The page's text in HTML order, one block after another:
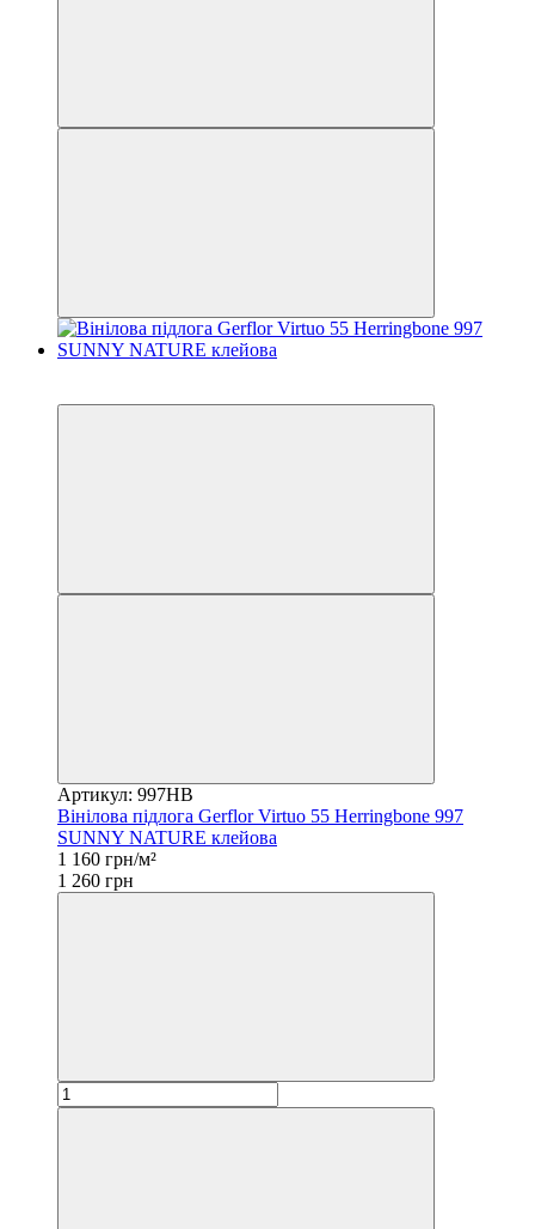
Артикул: 997HB
Вінілова підлога Gerflor Virtuo 55 Herringbone 997
SUNNY NATURE клейова
1 160 грн/м²
1 260 грн